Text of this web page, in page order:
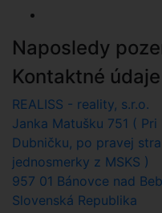
Naposledy
Kontaktné
REALISS - reality, s.r.o.
Janka Matušku 751 (
Dubničku, po pravej
jednosmerky z MSKS )
957 01 Bánovce nad
Slovenská Republika